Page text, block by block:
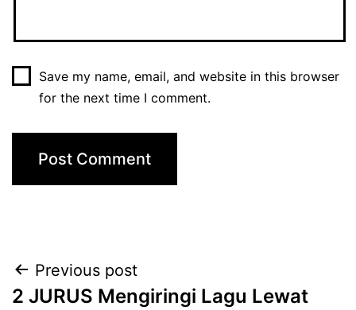
Save my name, email, and website in this browser
for the next time I comment.
Post
Previous post
2 JURUS Mengiringi Lagu Lewat